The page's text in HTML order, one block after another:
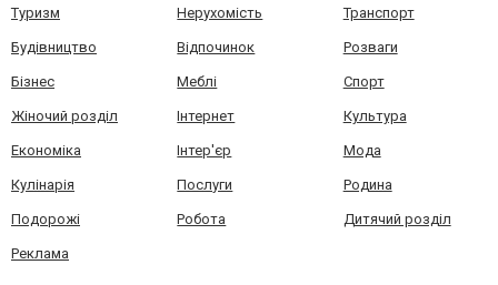
Туризм Нерухомість Транспорт
Будівництво Відпочинок Розваги
Бізнес Меблі Спорт
Жіночий розділ Інтернет Культура
Економіка Інтер'єр Мода
Кулінарія Послуги Родина
Подорожі Робота Дитячий розділ
Реклама